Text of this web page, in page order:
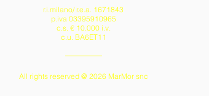
r.i.milano/ r.e.a. 1671843
p.iva 03395910965
c.s. € 10.000 i.v.
c.u. BA6ET11
All rights reserved @ 2026 MarMor snc